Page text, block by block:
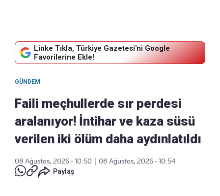
Linke Tıkla, Türkiye Gazetesi'ni Google
Favorilerine Ekle!
GÜNDEM
Faili meçhullerde sır perdesi
aralanıyor! İntihar ve kaza süsü
verilen iki ölüm daha aydınlatıldı
08 Ağustos, 2026 - 10:50
08 Ağustos, 2026 - 10:54
Paylaş